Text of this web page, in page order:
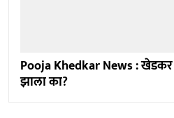
Pooja Khedkar News : खेडकर
झाला का?